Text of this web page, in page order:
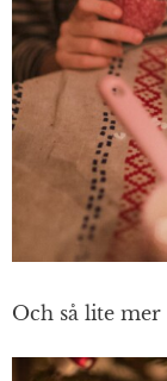
Och så lite mer